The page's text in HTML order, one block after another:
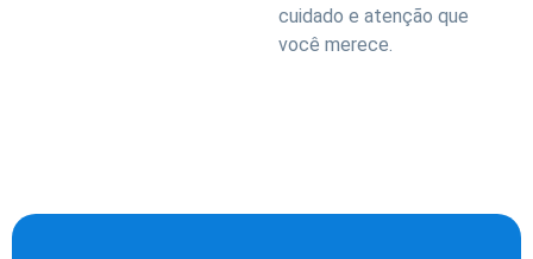
cuidado e atenção que
você merece.